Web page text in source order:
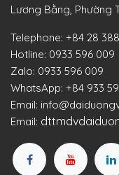
Lương Bằng, Phường
Telephone: +84 28
Hotline: 0933 596 009
Zalo: 0933 596 009
WhatsApp: +84 933
Email:
Email: